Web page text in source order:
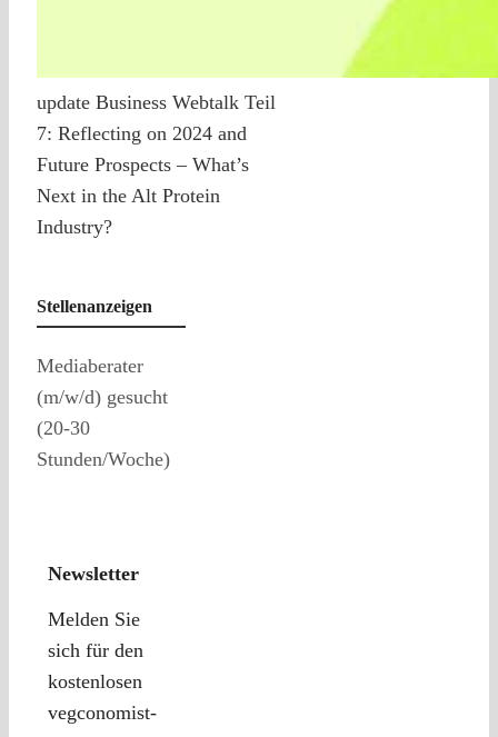
update Business Webtalk Teil
7: Reflecting on 2024 and
Future Prospects – What’s
Next in the Alt Protein
Industry?
Stellenanzeigen
Mediaberater
(m/w/d) gesucht
(20-30
Stunden/Woche)
Newsletter
Melden Sie
sich für den
kostenlosen
vegconomist-